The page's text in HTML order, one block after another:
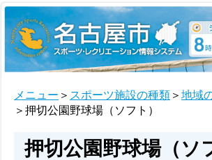
メニュー ＞ スポーツ施設の種類 ＞ 地域
＞押切公園野球場（ソフト）
押切公園野球場（ソ